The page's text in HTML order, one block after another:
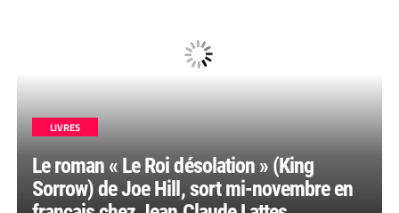
LIVRES
Le roman « Le Roi désolation » (King
Sorrow) de Joe Hill, sort mi-novembre en